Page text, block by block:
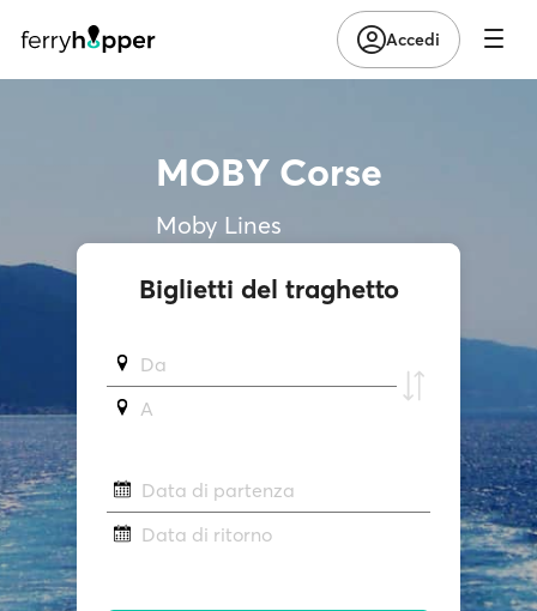
Accedi
MOBY Corse
Moby Lines
Biglietti del traghetto
Da
A
Data di partenza
Data di ritorno